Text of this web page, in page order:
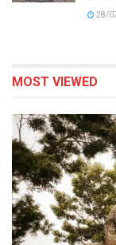
28/
MOST VIEWED